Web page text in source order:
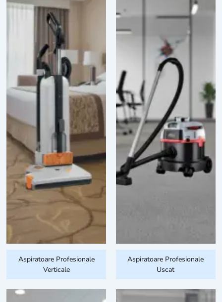
Aspiratoare Profesionale
Verticale
Aspiratoare Profesionale
Uscat